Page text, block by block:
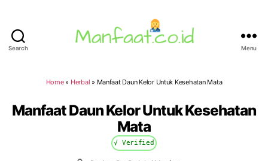
Search Menu
Home» Herbal » Manfaat Daun Kelor Untuk Kesehatan Mata
Manfaat Daun Kelor Untuk Kesehatan
Mata
√ Verified